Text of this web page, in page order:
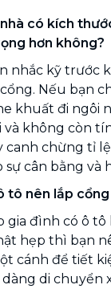
có kích
hơn không?
nhắc kỹ trước
Nếu bạn
khuất đi ngôi
và không còn
canh chừng tỉ
sự cân bằng và
tô nên lắp
gia đình có ô tô
hẹp thì bạn
cánh để tiết
dàng di chuyển